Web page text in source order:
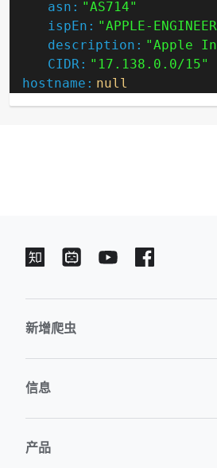
asn: "AS714"
ispEn: "APPLE-
description: "Apple
CIDR: "17.138.0.0/15"
hostname: null
新增爬虫
信息
产品